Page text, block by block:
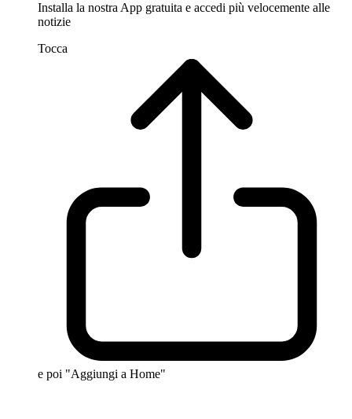
Installa la nostra App gratuita e accedi più velocemente alle
notizie
Tocca
e poi "Aggiungi a Home"